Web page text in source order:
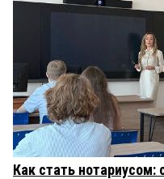
Как стать нотариусом: